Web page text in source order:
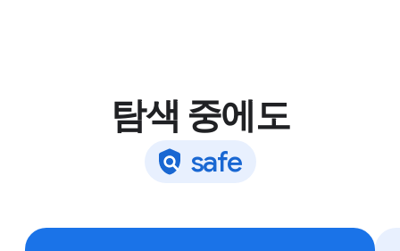
비밀번호 등에 액세스하세요.
탐색 중에도
safe